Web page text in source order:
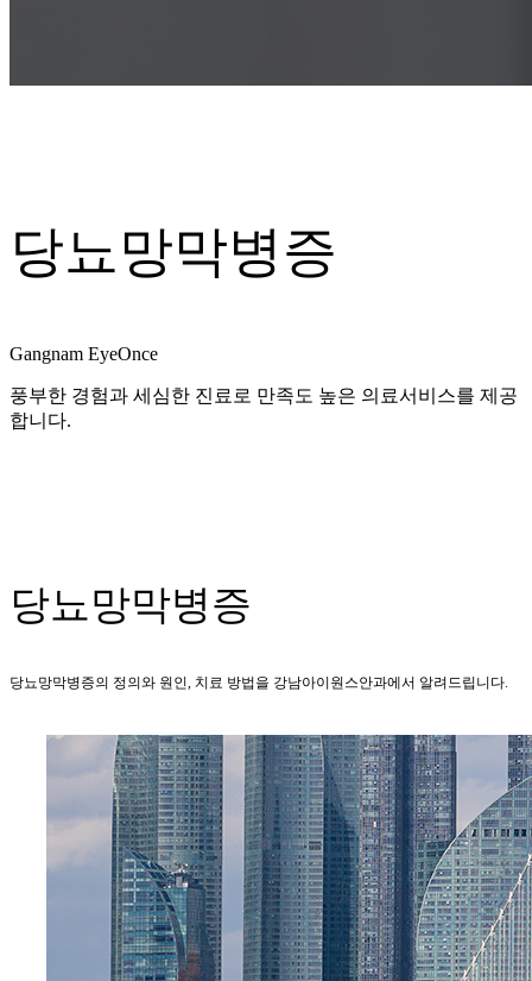
당뇨망막병증
Gangnam EyeOnce
풍부한 경험과 세심한 진료로 만족도 높은 의료서비스를 제공
합니다.
당뇨망막병증
당뇨망막병증의 정의와 원인, 치료 방법을 강남아이원스안과에서 알려드립니다.